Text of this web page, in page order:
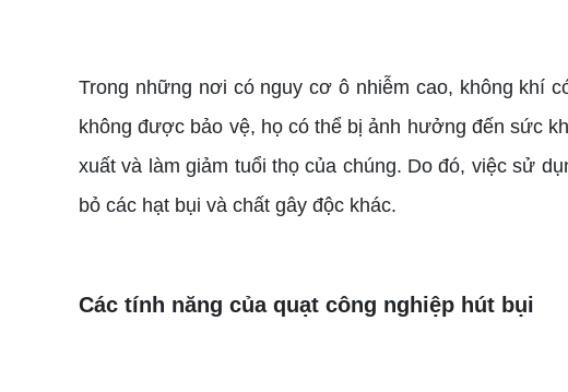
Trong những nơi có nguy cơ ô nhiễm cao, không khí
không được bảo vệ, họ có thể bị ảnh hưởng đến sức
xuất và làm giảm tuổi thọ của chúng. Do đó, việc sử
bỏ các hạt bụi và chất gây độc khác.
Các tính năng của quạt công nghiệp hút bụi